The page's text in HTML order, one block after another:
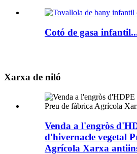
Cotó de gasa
Xarxa de niló
Venda a l'engròs
d'hivernacle vegetal
Agrícola Xarxa